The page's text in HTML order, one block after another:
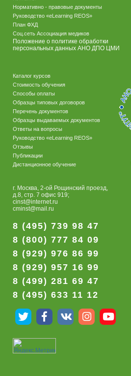
Нормативно - правовые документы
Руководство «eLearning REOS»
План ФХД
Соц.сеть Ассоциация медиков
Положение о политике обработки
персональных данных АНО ДПО ЦМИ
Каталог курсов
Стоимость обучения
Способы оплаты
Образцы типовых договоров
Перечень документов
Образцы выдаваемых документов
Ответы на вопросы
Руководство «eLearning REOS»
Отзывы
Публикации
Дистанционное обучение
г. Москва, 2-ой Рощинский проезд,
д.8, стр. 7 офис 919;
cinst@internet.ru
cminst@mail.ru
8 (495) 739 98 47
8 (800) 777 84 09
8 (929) 976 86 99
8 (929) 957 16 99
8 (499) 281 69 47
8 (495) 633 11 12